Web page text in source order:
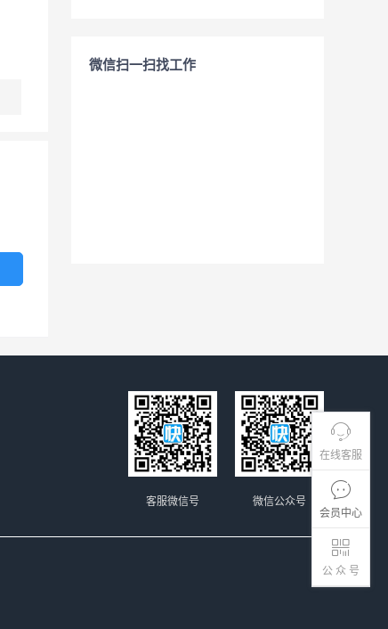
在线客服
会员中心
公 众 号
微信扫一扫找工作
微信公众号
客服微信号